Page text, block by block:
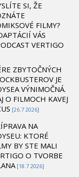
SI, ŽE
FILMY?
VÁS
VERTIGO
ZBYTOČNÝCH
JE
VÝNIMOČNÁ.
O FILMOCH KAVEJ
[26.7 2026]
NA
KTORÉ
BY STE MALI
O TVORBE
[18.7 2026]